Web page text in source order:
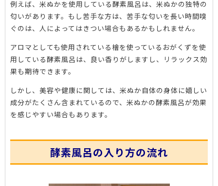
例えば、米ぬかを使用している酵素風呂は、米ぬかの独特の
匂いがあります。もし苦手な方は、苦手な匂いを長い時間嗅
ぐのは、人によってはきつい場合もあるかもしれません。
アロマとしても使用されている檜を使っているおがくずを使
用している酵素風呂は、良い香りがしますし、リラックス効
果も期待できます。
しかし、美容や健康に関しては、米ぬか自体の身体に嬉しい
成分がたくさん含まれているので、米ぬかの酵素風呂が効果
を感じやすい場合もあります。
酵素風呂の入り方の流れ